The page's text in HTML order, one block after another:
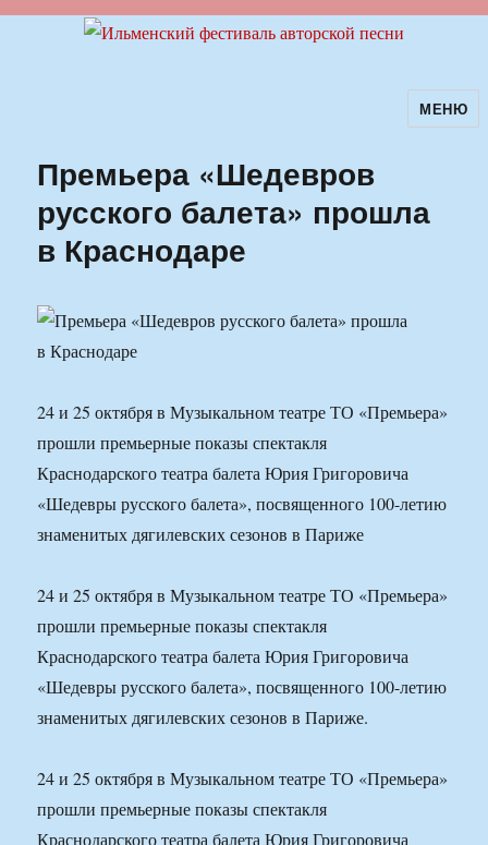
Ильменский фестиваль авторскойМЕНЮ
Премьера «Шедевров
русского балета» прошла
в Краснодаре
24 и 25 октября в Музыкальном театре ТО «Премьера»
прошли премьерные показы спектакля
Краснодарского театра балета Юрия Григоровича
«Шедевры русского балета», посвященного 100-летию
знаменитых дягилевских сезонов в Париже
24 и 25 октября в Музыкальном театре ТО «Премьера»
прошли премьерные показы спектакля
Краснодарского театра балета Юрия Григоровича
«Шедевры русского балета», посвященного 100-летию
знаменитых дягилевских сезонов в Париже.
24 и 25 октября в Музыкальном театре ТО «Премьера»
прошли премьерные показы спектакля
Краснодарского театра балета Юрия Григоровича